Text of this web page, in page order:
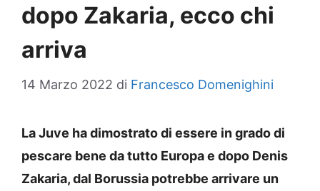
dopo Zakaria, ecco chi
arriva
14 Marzo 2022 di Francesco Domenighini
La Juve ha dimostrato di essere in grado di
pescare bene da tutto Europa e dopo Denis
Zakaria, dal Borussia potrebbe arrivare un